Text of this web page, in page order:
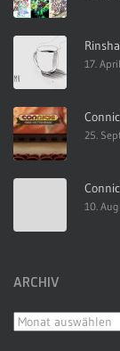
17.
25.
10.
ARCHIV
Archiv